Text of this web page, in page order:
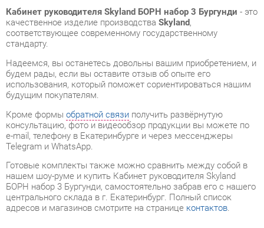
Надеемся, вы останетесь довольны вашим приобретением, и
будем рады, если вы оставите отзыв об опыте его
использования, который поможет сориентироваться нашим
будущим покупателям.
консультацию, фото и видеообзор продукции вы можете по
e-mail, телефону в Екатеринбурге и через мессенджеры
Telegram и WhatsApp.
нашем шоу-руме и купить Кабинет руководителя Skyland
БОРН набор 3 Бургунди, самостоятельно забрав его с нашего
центрального склада в г. Екатеринбург. Полный список
адресов и магазинов смотрите на странице
Материал
Лдсп
Цвет
Бургунди